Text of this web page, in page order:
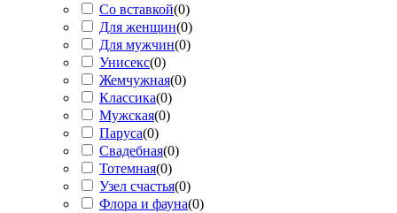
Со вставкой(0)
Для женщин(0)
Для мужчин(0)
Унисекс(0)
Жемчужная(0)
Классика(0)
Мужская(0)
Паруса(0)
Свадебная(0)
Тотемная(0)
Узел счастья(0)
Флора и фауна(0)